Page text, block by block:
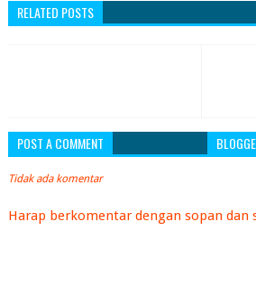
RELATED POSTS
POST A COMMENT
Tidak ada komentar
Harap berkomentar dengan sopan dan